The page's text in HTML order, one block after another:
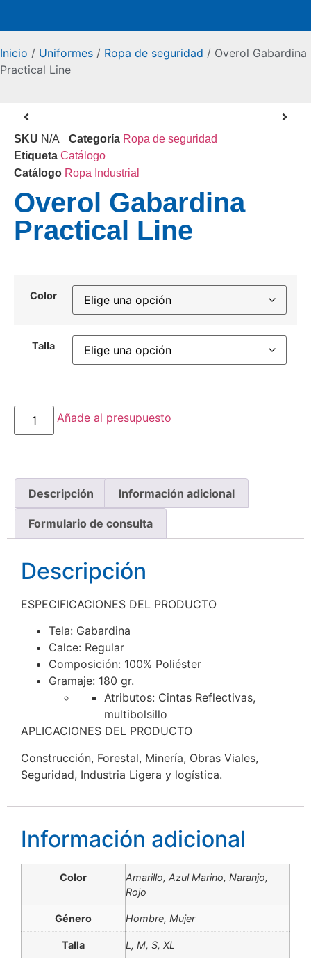
Inicio / Uniformes / Ropa de seguridad / Overol Gabardina
Practical Line
SKU N/A Categoría Ropa de seguridad
Etiqueta Catálogo
Catálogo Ropa Industrial
Overol Gabardina
Practical Line
Color
Talla
Añade al presupuesto
Descripción Información adicional
Formulario de consulta
Descripción
ESPECIFICACIONES DEL PRODUCTO
Tela: Gabardina
Calce: Regular
Composición: 100% Poliéster
Gramaje: 180 gr.
Atributos: Cintas Reflectivas,
multibolsillo
APLICACIONES DEL PRODUCTO
Construcción, Forestal, Minería, Obras Viales,
Seguridad, Industria Ligera y logística.
Información adicional
Color
Amarillo, Azul Marino, Naranjo,
Rojo
Género Hombre, Mujer
Talla L, M, S, XL